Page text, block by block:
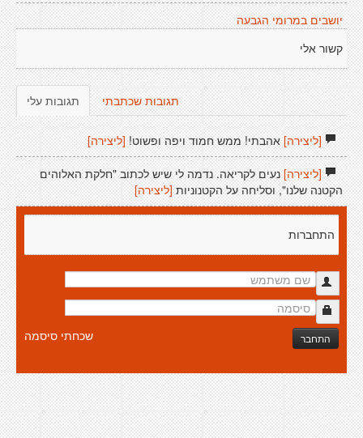
יושבים במרומי הגבעה
קשור אלי
תגובות עלי תגובות שכתבתי
[ליצירה]אהבתי! ממש חמוד ויפה ופשוט! [ליצירה]
[ליצירה]נעים לקריאה. נדמה לי שיש לכתוב "חלקת האלוהים
הקטנה שלנו", וסליחה על הקטנוניות [ליצירה]
התחברות
התחבר שכחתי סיסמה